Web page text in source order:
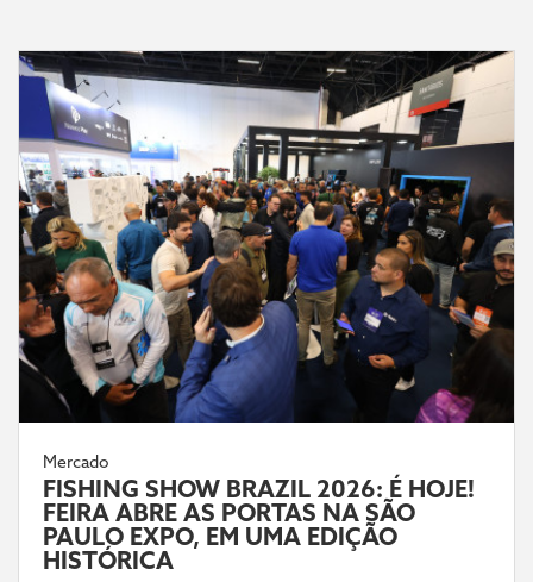
Mercado
FISHING SHOW BRAZIL 2026: É HOJE!
FEIRA ABRE AS PORTAS NA SÃO
PAULO EXPO, EM UMA EDIÇÃO
HISTÓRICA